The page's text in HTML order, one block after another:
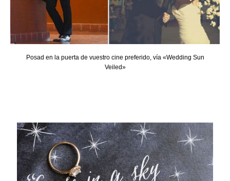
Posad en la puerta de vuestro cine preferido, vía «Wedding Sun
Veiled»